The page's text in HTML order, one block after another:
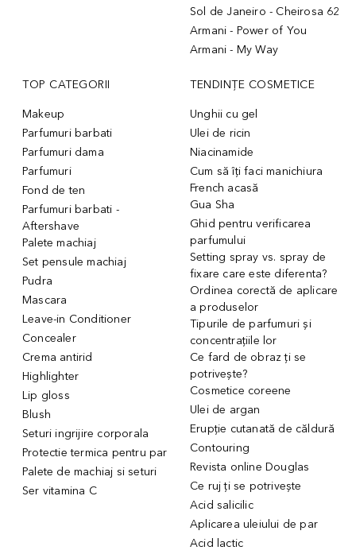
Sol de Janeiro - Cheirosa 62
Armani - Power of You
Armani - My Way
TOP CATEGORII
Makeup
Parfumuri barbati
Parfumuri dama
Parfumuri
Fond de ten
Parfumuri barbati -
Aftershave
Palete machiaj
Set pensule machiaj
Pudra
Mascara
Leave-in Conditioner
Concealer
Crema antirid
Highlighter
Lip gloss
Blush
Seturi ingrijire corporala
Protectie termica pentru par
Palete de machiaj si seturi
Ser vitamina C
TENDINȚE COSMETICE
Unghii cu gel
Ulei de ricin
Niacinamide
Cum să îți faci manichiura
French acasă
Gua Sha
Ghid pentru verificarea
parfumului
Setting spray vs. spray de
fixare care este diferenta?
Ordinea corectă de aplicare
a produselor
Tipurile de parfumuri și
concentrațiile lor
Ce fard de obraz ți se
potrivește?
Cosmetice coreene
Ulei de argan
Erupție cutanată de căldură
Contouring
Revista online Douglas
Ce ruj ți se potrivește
Acid salicilic
Aplicarea uleiului de par
Acid lactic